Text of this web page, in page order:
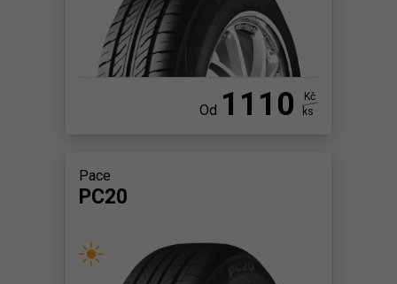
Od 1110
Kč
ks
Pace
PC20